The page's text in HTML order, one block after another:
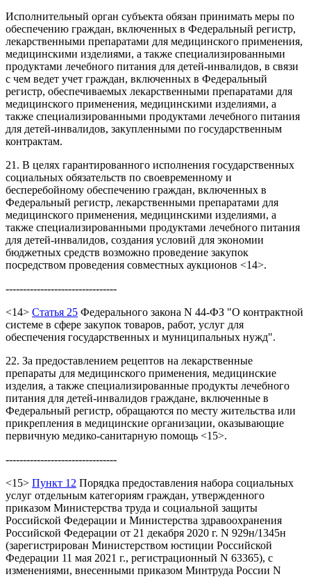
Исполнительный орган субъекта обязан принимать меры по
обеспечению граждан, включенных в Федеральный регистр,
лекарственными препаратами для медицинского применения,
медицинскими изделиями, а также специализированными
продуктами лечебного питания для детей-инвалидов, в связи
с чем ведет учет граждан, включенных в Федеральный
регистр, обеспечиваемых лекарственными препаратами для
медицинского применения, медицинскими изделиями, а
также специализированными продуктами лечебного питания
для детей-инвалидов, закупленными по государственным
контрактам.
21. В целях гарантированного исполнения государственных
социальных обязательств по своевременному и
бесперебойному обеспечению граждан, включенных в
Федеральный регистр, лекарственными препаратами для
медицинского применения, медицинскими изделиями, а
также специализированными продуктами лечебного питания
для детей-инвалидов, создания условий для экономии
бюджетных средств возможно проведение закупок
посредством проведения совместных аукционов <14>.
--------------------------------
<14> Статья 25 Федерального закона N 44-ФЗ "О контрактной
системе в сфере закупок товаров, работ, услуг для
обеспечения государственных и муниципальных нужд".
22. За предоставлением рецептов на лекарственные
препараты для медицинского применения, медицинские
изделия, а также специализированные продукты лечебного
питания для детей-инвалидов граждане, включенные в
Федеральный регистр, обращаются по месту жительства или
прикрепления в медицинские организации, оказывающие
первичную медико-санитарную помощь <15>.
--------------------------------
<15> Пункт 12 Порядка предоставления набора социальных
услуг отдельным категориям граждан, утвержденного
приказом Министерства труда и социальной защиты
Российской Федерации и Министерства здравоохранения
Российской Федерации от 21 декабря 2020 г. N 929н/1345н
(зарегистрирован Министерством юстиции Российской
Федерации 11 мая 2021 г., регистрационный N 63365), с
изменениями, внесенными приказом Минтруда России N